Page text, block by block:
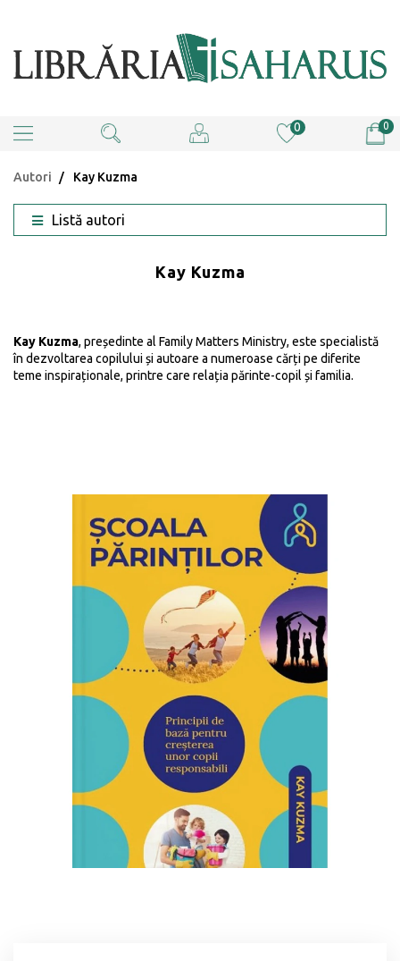
0 0
Autori Kay Kuzma
Listă autori
Kay Kuzma
Kay Kuzma, președinte al Family Matters Ministry, este specialistă
în dezvoltarea copilului și autoare a numeroase cărți pe diferite
teme inspiraționale, printre care relația părinte-copil și familia.